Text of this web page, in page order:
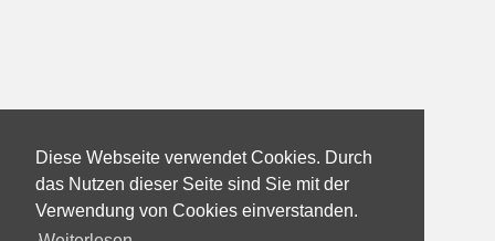
Diese Webseite verwendet Cookies. Durch
das Nutzen dieser Seite sind Sie mit der
Verwendung von Cookies einverstanden.